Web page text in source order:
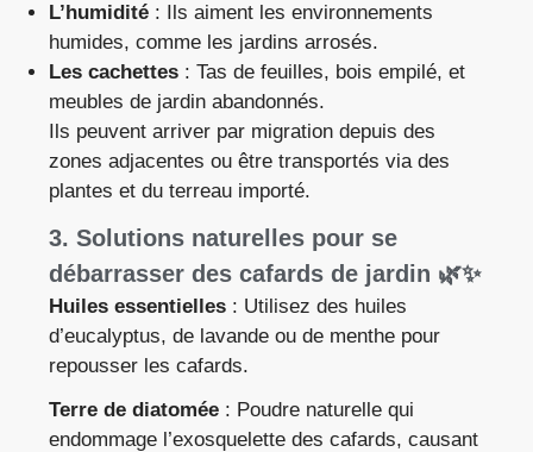
L’humidité : Ils aiment les environnements
humides, comme les jardins arrosés.
Les cachettes : Tas de feuilles, bois empilé, et
meubles de jardin abandonnés.
Ils peuvent arriver par migration depuis des
zones adjacentes ou être transportés via des
plantes et du terreau importé.
3. Solutions naturelles pour se
débarrasser des cafards de jardin 🌿✨
Huiles essentielles : Utilisez des huiles
d’eucalyptus, de lavande ou de menthe pour
repousser les cafards.
Terre de diatomée : Poudre naturelle qui
endommage l’exosquelette des cafards, causant